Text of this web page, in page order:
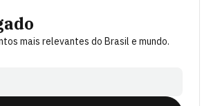
mais relevantes do Brasil e mundo.